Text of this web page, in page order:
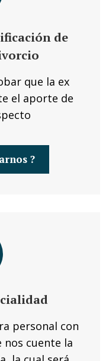
de
que la ex
el aporte de
?
personal con
nos cuente la